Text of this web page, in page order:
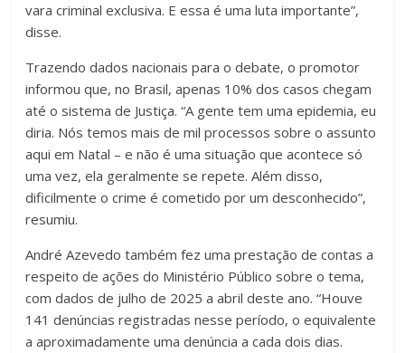
vara criminal exclusiva. E essa é uma luta importante”,
disse.
Trazendo dados nacionais para o debate, o promotor
informou que, no Brasil, apenas 10% dos casos chegam
até o sistema de Justiça. “A gente tem uma epidemia, eu
diria. Nós temos mais de mil processos sobre o assunto
aqui em Natal – e não é uma situação que acontece só
uma vez, ela geralmente se repete. Além disso,
dificilmente o crime é cometido por um desconhecido”,
resumiu.
André Azevedo também fez uma prestação de contas a
respeito de ações do Ministério Público sobre o tema,
com dados de julho de 2025 a abril deste ano. “Houve
141 denúncias registradas nesse período, o equivalente
a aproximadamente uma denúncia a cada dois dias.